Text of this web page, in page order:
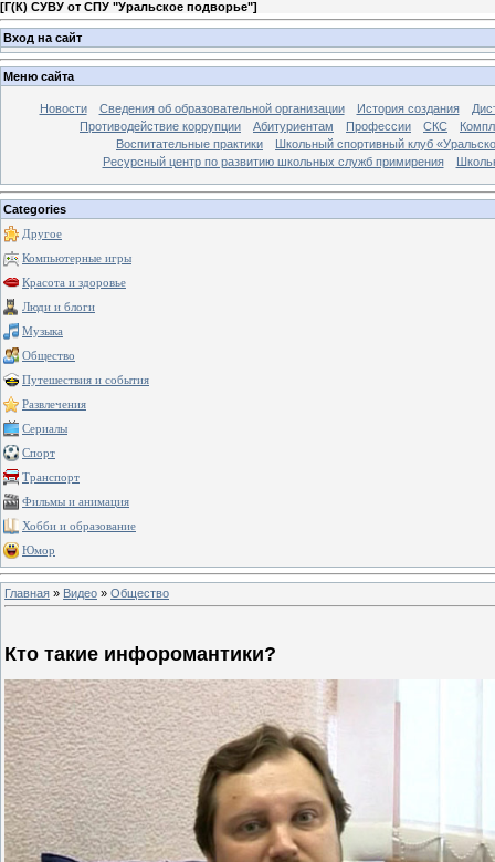
[Г(К) СУВУ от СПУ "Уральское подворье"]
Вход на сайт
Меню сайта
Новости Сведения об образовательной организации История создания
Противодействие коррупции
Абитуриентам Профессии СКС
Воспитательные практики
Школьный спортивный клуб
Ресурсный центр по развитию школьных служб примирения
Categories
Другое
Компьютерные игры
Красота и здоровье
Люди и блоги
Музыка
Общество
Путешествия и события
Развлечения
Сериалы
Спорт
Транспорт
Фильмы и анимация
Хобби и образование
Юмор
Главная » Видео » Общество
Кто такие инфоромантики?